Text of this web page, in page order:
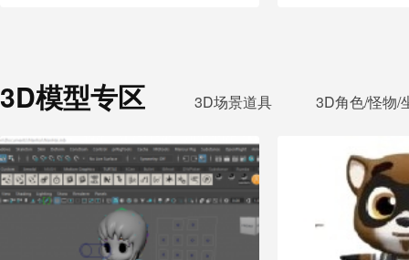
3D模型专区 3D场景道具 3D角色/怪物/